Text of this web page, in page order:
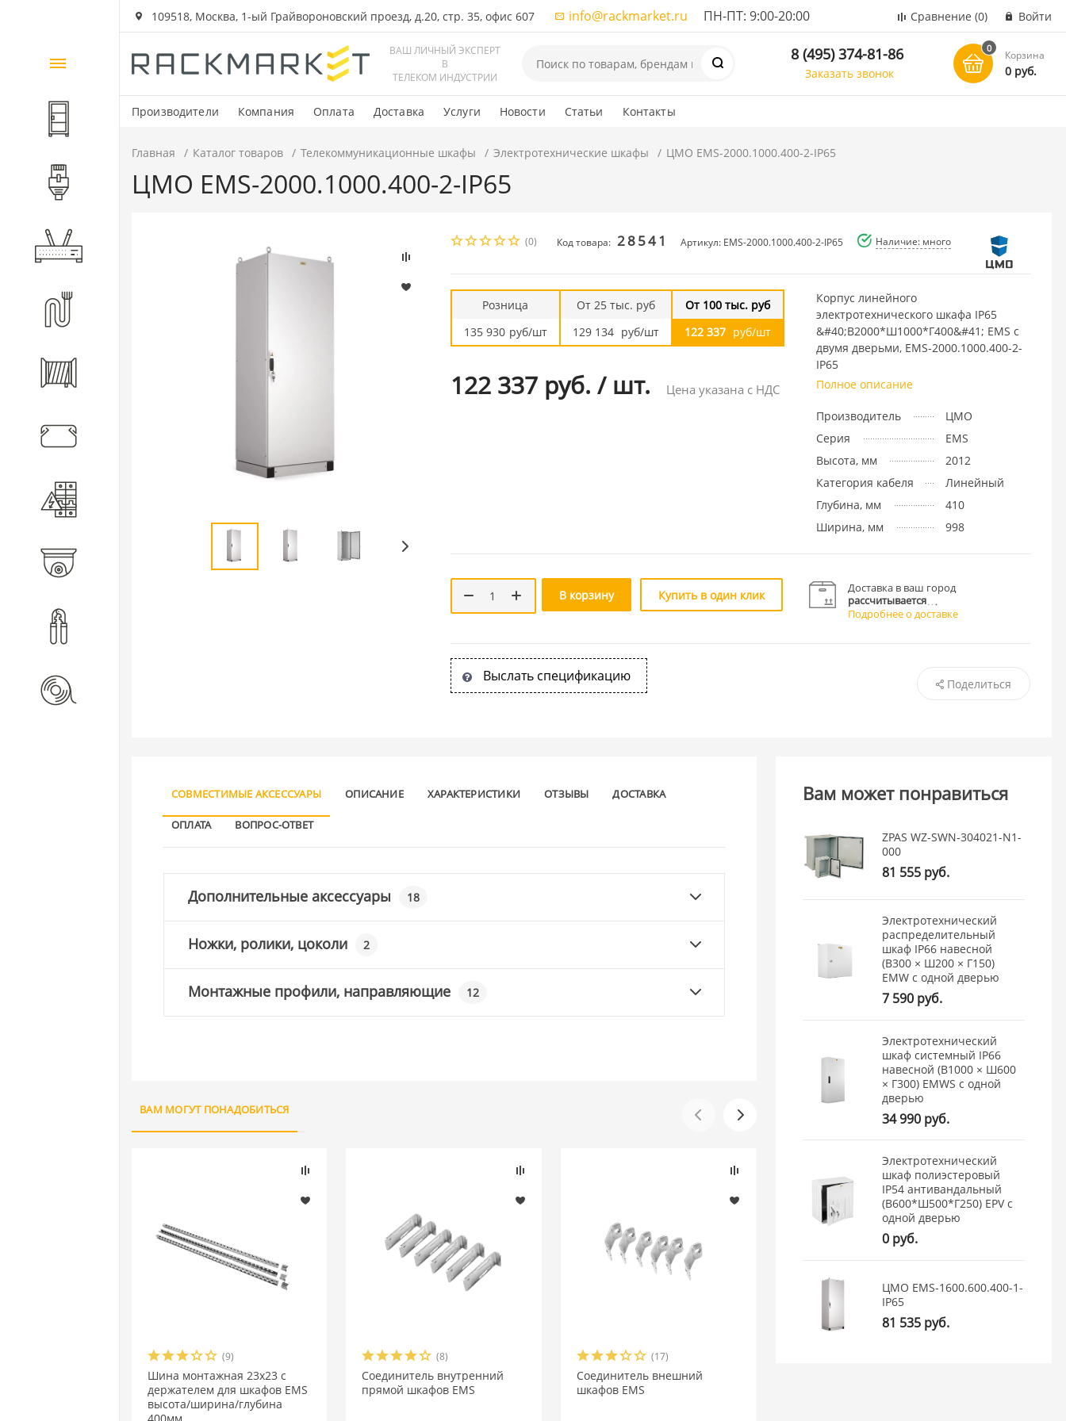
109518, Москва, 1-ый Грайвороновский проезд, д.20, стр. 35, офис 607 info@rackmarket.ru ПН-ПТ: 9:00-20:00 Сравнение (0) Войти
ВАШ ЛИЧНЫЙ ЭКСПЕРТ
В
ТЕЛЕКОМ ИНДУСТРИИ
8 (495) 374-81-86
Заказать звонок
0
Корзина
0 руб.
Производители Компания Оплата Доставка Услуги Новости Статьи Контакты
Каталог
товаров
Шкафы и стойки
Компоненты СКС
Главная Каталог товаров Телекоммуникационные шкафы Электротехнические шкафы ЦМО EMS-2000.1000.400-2-IP65
ЦМО EMS-2000.1000.400-2-IP65
(0) Код товара: 28541 Артикул: EMS-2000.1000.400-2-IP65 Наличие: много
Розница
135 930 руб/шт
От 25 тыс. руб
129 134 руб/шт
От 100 тыс. руб
122 337 руб/шт
122 337 руб. / шт. Цена указана с НДС
Корпус линейного
электротехнического шкафа IP65
&#40;В2000*Ш1000*Г400&#41; EMS c
двумя дверьми, EMS-2000.1000.400-2-
IP65
Полное описание
Производитель
ЦМО
Серия
EMS
Высота, мм
2012
Категория кабеля
Линейный
Глубина, мм
410
Ширина, мм
998
В корзину Купить в один клик
Доставка в ваш город
рассчитывается
Подробнее о доставке
Выслать спецификацию Поделиться
СОВМЕСТИМЫЕ АКСЕССУАРЫ ОПИСАНИЕ ХАРАКТЕРИСТИКИ ОТЗЫВЫ ДОСТАВКА
ОПЛАТА ВОПРОС-ОТВЕТ
Дополнительные аксессуары 18
Ножки, ролики, цоколи 2
Монтажные профили, направляющие 12
ВАМ МОГУТ ПОНАДОБИТЬСЯ
(9)
Шина монтажная 23х23 с
держателем для шкафов EMS
высота/ширина/глубина
400мм.
(8)
Соединитель внутренний
прямой шкафов EMS
(17)
Соединитель внешний
шкафов EMS
Вам может понравиться
ZPAS WZ-SWN-304021-N1-
000
81 555 руб.
Электротехнический
распределительный
шкаф IP66 навесной
(В300 × Ш200 × Г150)
EMW c одной дверью
7 590 руб.
Электротехнический
шкаф системный IP66
навесной (В1000 × Ш600
× Г300) EMWS c одной
дверью
34 990 руб.
Электротехнический
шкаф полиэстеровый
IP54 антивандальный
(В600*Ш500*Г250) EPV c
одной дверью
0 руб.
ЦМО EMS-1600.600.400-1-
IP65
81 535 руб.